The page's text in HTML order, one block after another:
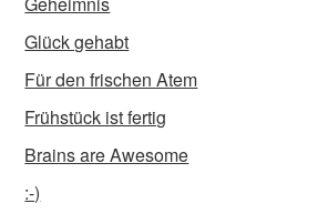
Glück gehabt
Für den frischen Atem
Frühstück ist fertig
Brains are Awesome
:-)